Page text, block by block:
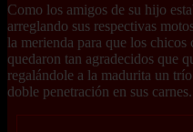
Como los amigos de su hijo
arreglando sus respectivas
la merienda para que los
quedaron tan agradecidos que
regalándole a la madurita un
doble penetración en sus carnes.